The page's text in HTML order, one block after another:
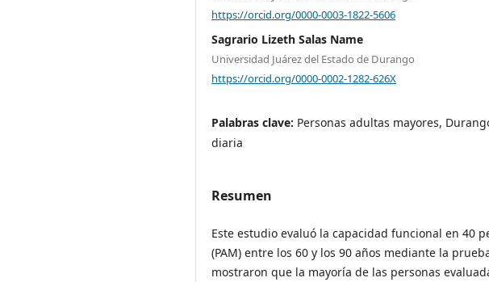
https://orcid.org/0000-0003-1822-5606
Sagrario Lizeth Salas Name
Universidad Juárez del Estado de Durango
https://orcid.org/0000-0002-1282-626X
Palabras clave: Personas adultas mayores,
diaria
Resumen
Este estudio evaluó la capacidad funcional en 40
(PAM) entre los 60 y los 90 años mediante la
mostraron que la mayoría de las personas